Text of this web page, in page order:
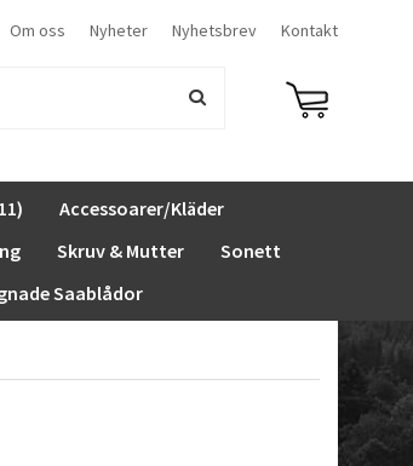
Om oss Nyheter Nyhetsbrev Kontakt
Accessoarer/Kläder
Skruv & Mutter
Sonett
Saablådor